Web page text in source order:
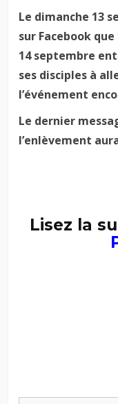
Le dimanche 13
sur Facebook
14 septembre
ses disciples à
l’événement
Le dernier
l’enlèvement
Lisez la